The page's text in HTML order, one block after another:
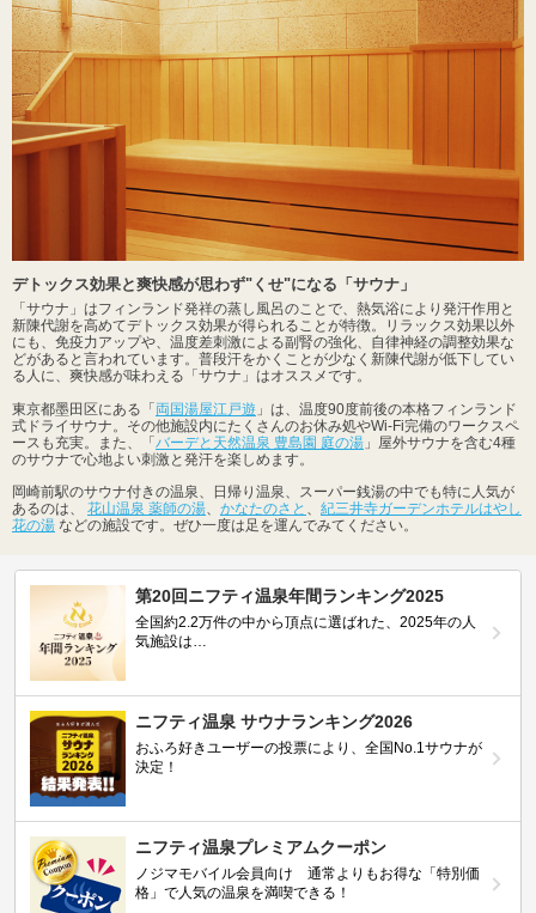
デトックス効果と爽快感が思わず"くせ"になる「サウナ」
「サウナ」はフィンランド発祥の蒸し風呂のことで、熱気浴により発汗作用と
新陳代謝を高めてデトックス効果が得られることが特徴。リラックス効果以外
にも、免疫力アップや、温度差刺激による副腎の強化、自律神経の調整効果な
どがあると言われています。普段汗をかくことが少なく新陳代謝が低下してい
る人に、爽快感が味わえる「サウナ」はオススメです。
東京都墨田区にある「 両国湯屋江戸遊 」は、温度90度前後の本格フィンランド
式ドライサウナ。その他施設内にたくさんのお休み処やWi-Fi完備のワークスペ
ースも充実。また、「 バーデと天然温泉 豊島園 庭の湯 」屋外サウナを含む4種
のサウナで心地よい刺激と発汗を楽しめます。
岡崎前駅のサウナ付きの温泉、日帰り温泉、スーパー銭湯の中でも特に人気が
あるのは、 花山温泉 薬師の湯、 かなたのさと 、 紀三井寺ガーデンホテルはやし
花の湯 などの施設です。ぜひ一度は足を運んでみてください。
第20回ニフティ温泉年間ランキング2025
全国約2.2万件の中から頂点に選ばれた、2025年の人
気施設は…
ニフティ温泉 サウナランキング2026
おふろ好きユーザーの投票により、全国No.1サウナが
決定！
ニフティ温泉プレミアムクーポン
ノジマモバイル会員向け 通常よりもお得な「特別価
格」で人気の温泉を満喫できる！